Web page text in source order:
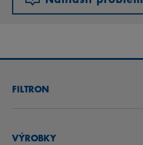
FILTRON
VÝROBKY